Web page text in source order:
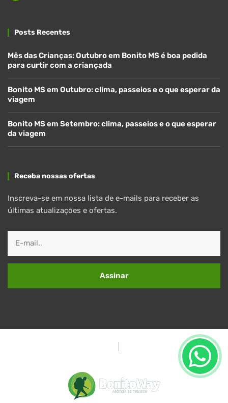
Posts Recentes
Mês das Crianças: Outubro em Bonito MS é boa pedida
para curtir com a criançada
Bonito MS em Outubro: clima, passeios e o que esperar da
viagem
Bonito MS em Setembro: clima, passeios e o que esperar
da viagem
Receba nossas ofertas
Inscreva-se em nossa lista de e-mails para receber as
últimas atualizações e ofertas.
Assinar
Termos e Condições